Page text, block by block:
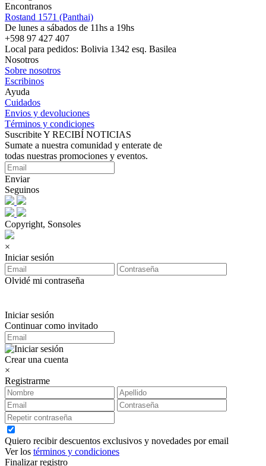
Encontranos
Rostand 1571 (Panthai)
De lunes a sábados de 11hs a 19hs
+598 97 427 407
Local para pedidos: Bolivia 1342 esq. Basilea
Nosotros
Sobre nosotros
Escribinos
Ayuda
Cuidados
Envios y devoluciones
Términos y condiciones
Suscribite Y RECIBÍ NOTICIAS
Sumate a nuestra comunidad y enterate de
todas nuestras promociones y eventos.
Enviar
Seguinos
Copyright, Sonsoles
×
Iniciar sesión
Olvidé mi contraseña
Iniciar sesión
Continuar como invitado
Crear una cuenta
×
Registrarme
Quiero recibir descuentos exclusivos y novedades por email
Ver los términos y condiciones
Finalizar registro